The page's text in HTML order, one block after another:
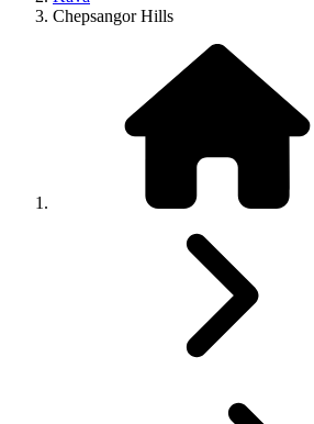
Chepsangor Hills